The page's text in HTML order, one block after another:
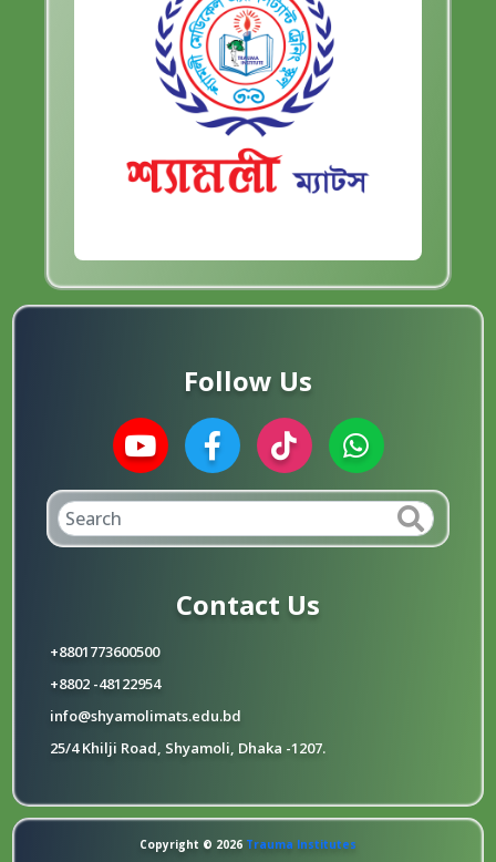
Follow Us
Contact Us
+8801773600500
+8802 -48122954
info@shyamolimats.edu.bd
25/4 Khilji Road, Shyamoli, Dhaka -1207.
Copyright © 2026 Trauma Institutes